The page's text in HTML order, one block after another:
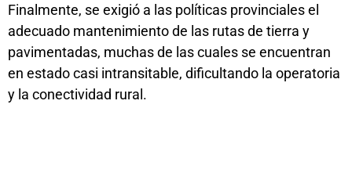
Finalmente, se exigió a las políticas provinciales el
adecuado mantenimiento de las rutas de tierra y
pavimentadas, muchas de las cuales se encuentran
en estado casi intransitable, dificultando la operatoria
y la conectividad rural.